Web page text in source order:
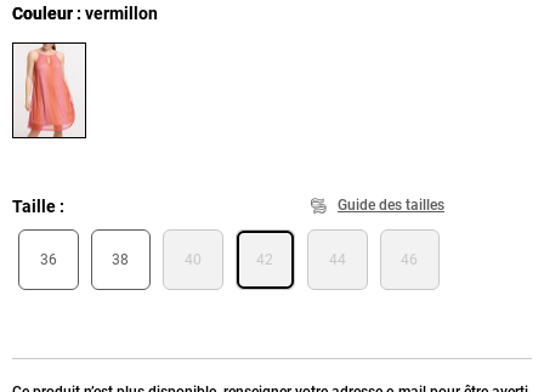
Couleur
Couleur : vermillon
Taille Guide des tailles
36 38 40 42 44 46